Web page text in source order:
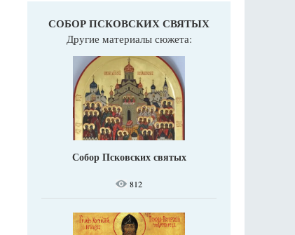
СОБОР ПСКОВСКИХ СВЯТЫХ
Другие материалы сюжета:
Собор Псковских святых
812